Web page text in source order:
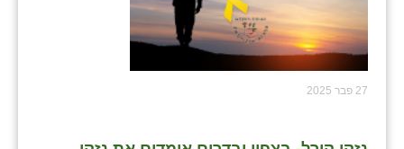
27 פבר 2025